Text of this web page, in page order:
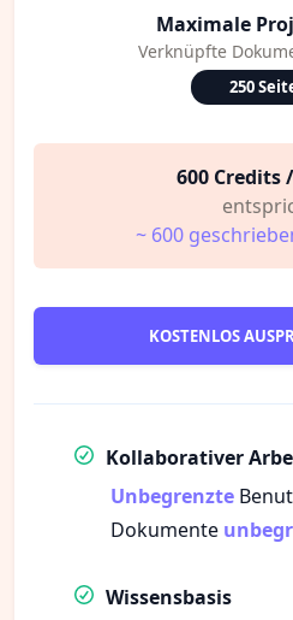
Maximale
Verknüpfte
250
600 Credits
~ 600
KOSTENLOS
Kollaborativer
Unbegrenzte
Dokumente
Wissensbasis